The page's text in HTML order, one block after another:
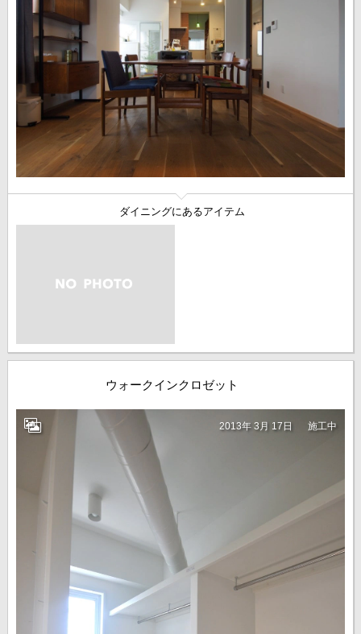
ダイニングにあるアイテム
ウォークインクロゼット
2013年 3月 17日 施工中